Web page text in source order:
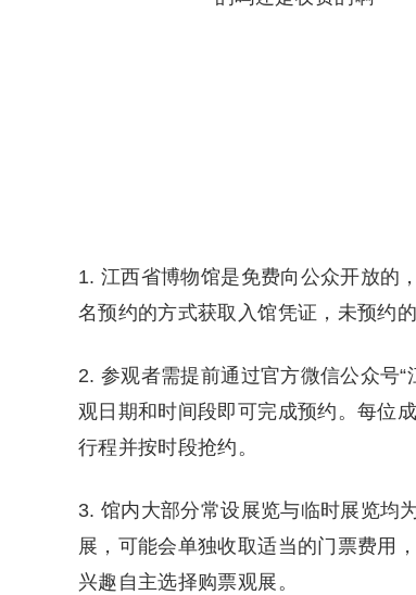
1. 江西省博物馆是免费向公众开放的
名预约的方式获取入馆凭证，未预约
2. 参观者需提前通过官方微信公众号
观日期和时间段即可完成预约。每位
行程并按时段抢约。
3. 馆内大部分常设展览与临时展览均
展，可能会单独收取适当的门票费用
兴趣自主选择购票观展。